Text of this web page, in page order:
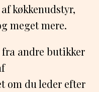
køkkenudstyr,
meget mere.
andre butikker
om du leder efter